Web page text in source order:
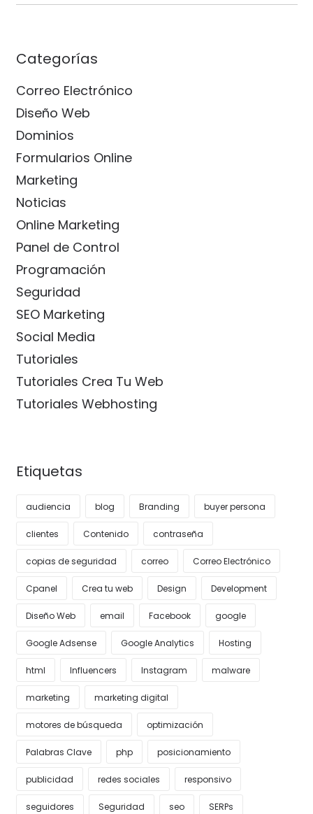
Categorías
Correo Electrónico
Diseño Web
Dominios
Formularios Online
Marketing
Noticias
Online Marketing
Panel de Control
Programación
Seguridad
SEO Marketing
Social Media
Tutoriales
Tutoriales Crea Tu Web
Tutoriales Webhosting
Etiquetas
audiencia blog Branding buyer persona
clientes Contenido contraseña
copias de seguridad correo Correo Electrónico
Cpanel Crea tu web Design Development
Diseño Web email Facebook google
Google Adsense Google Analytics Hosting
html Influencers Instagram malware
marketing marketing digital
motores de búsqueda optimización
Palabras Clave php posicionamiento
publicidad redes sociales responsivo
seguidores Seguridad seo SERPs